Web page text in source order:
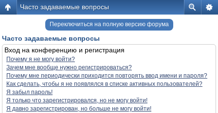
Часто задаваемые вопросы
Переключиться на полную версию форума
Часто задаваемые вопросы
Вход на конференцию и регистрация
Почему я не могу войти?
Зачем мне вообще нужно регистрироваться?
Почему мне периодически приходится повторять ввод имени и пароля?
Как сделать, чтобы я не появлялся в списке активных пользователей?
Я забыл пароль!
Я только что зарегистрировался, но не могу войти!
Я давно зарегистрирован, но больше не могу войти!